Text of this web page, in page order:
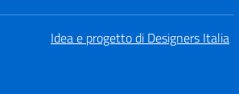
Idea e progetto di Designers Italia